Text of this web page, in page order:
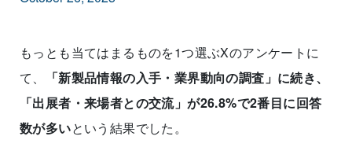
もっとも当てはまるものを1つ選ぶXのアンケートに
て、
「新製品情報の入手・業界動向の調査」に続き、
「出展者・来場者との交流」が26.8%で2番目に回答
数が多いという結果でした。